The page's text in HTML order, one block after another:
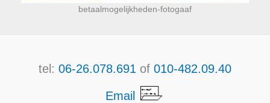
betaalmogelijkheden-fotogaaf
tel: 06-26.078.691 of 010-482.09.40
Email